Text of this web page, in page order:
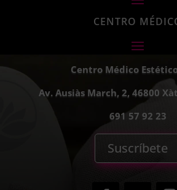
CENTRO
Centro Médico
Av. Ausiàs March, 2, 46800
691 57 92 23
Suscríbete